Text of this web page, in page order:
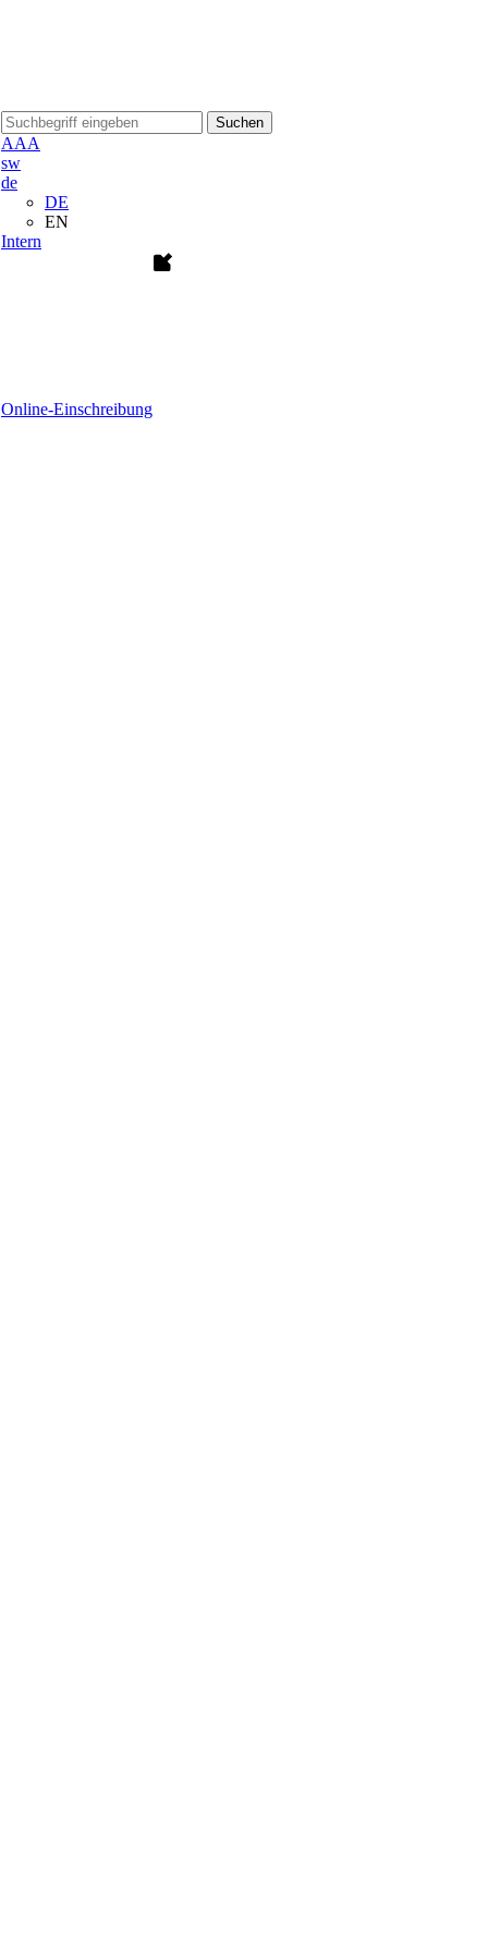
Suchen
AAA
sw
de
DE
EN
Intern
Online-Einschreibung